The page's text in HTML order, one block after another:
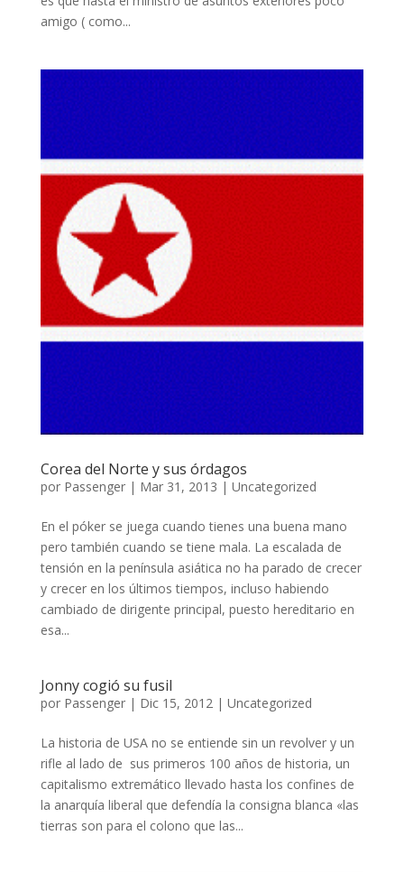
amigo ( como...
Corea del Norte y sus órdagos
por Passenger| Mar 31, 2013 | Uncategorized
En el póker se juega cuando tienes una buena mano
pero también cuando se tiene mala. La escalada de
tensión en la península asiática no ha parado de crecer
y crecer en los últimos tiempos, incluso habiendo
cambiado de dirigente principal, puesto hereditario en
esa...
Jonny cogió su fusil
por Passenger| Dic 15, 2012 | Uncategorized
La historia de USA no se entiende sin un revolver y un
rifle al lado de sus primeros 100 años de historia, un
capitalismo extremático llevado hasta los confines de
la anarquía liberal que defendía la consigna blanca «las
tierras son para el colono que las...